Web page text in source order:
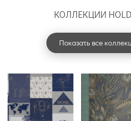
КОЛЛЕКЦИИ
Показать все